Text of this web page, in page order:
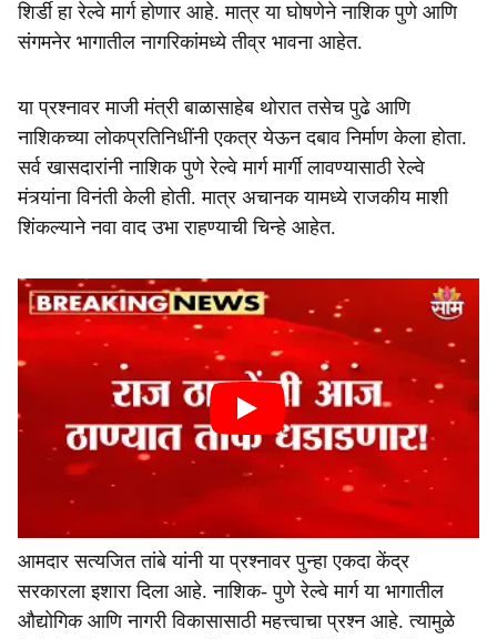
r
शिर्डी हा रेल्वे मार्ग होणार आहे. मात्र या घोषणेने नाशिक पुणे आणि
संगमनेर भागातील नागरिकांमध्ये तीव्र भावना आहेत.
या प्रश्नावर माजी मंत्री बाळासाहेब थोरात तसेच पुढे आणि
नाशिकच्या लोकप्रतिनिधींनी एकत्र येऊन दबाव निर्माण केला होता.
सर्व खासदारांनी नाशिक पुणे रेल्वे मार्ग मार्गी लावण्यासाठी रेल्वे
मंत्र्यांना विनंती केली होती. मात्र अचानक यामध्ये राजकीय माशी
शिंकल्याने नवा वाद उभा राहण्याची चिन्हे आहेत.
आमदार सत्यजित तांबे यांनी या प्रश्नावर पुन्हा एकदा केंद्र
सरकारला इशारा दिला आहे. नाशिक- पुणे रेल्वे मार्ग या भागातील
औद्योगिक आणि नागरी विकासासाठी महत्त्वाचा प्रश्न आहे. त्यामुळे